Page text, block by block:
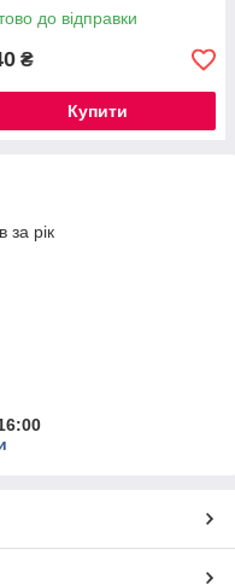
до відправки
₴
Купити
за рік